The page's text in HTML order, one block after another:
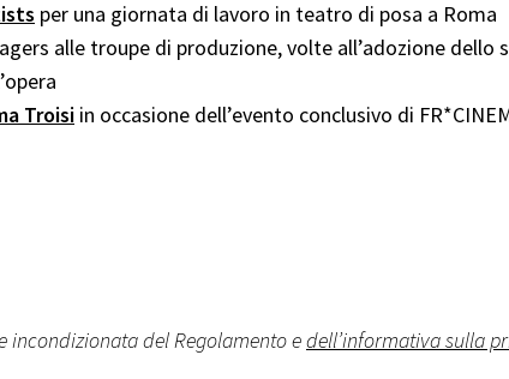
per una giornata di lavoro in teatro di posa a Roma
alle troupe di produzione, volte all’adozione dello
Troisi in occasione dell’evento conclusivo di
incondizionata del Regolamento edell’informativa sulla